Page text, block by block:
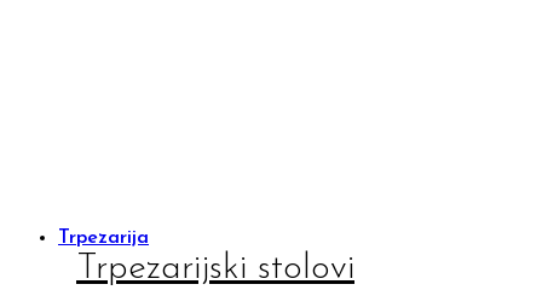
Trpezarija
Trpezarijski stolovi